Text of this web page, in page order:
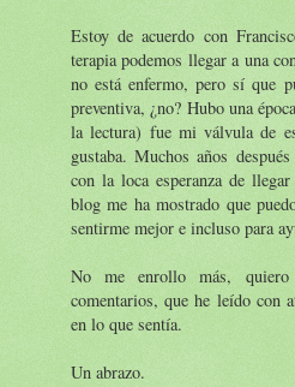
Estoy de acuerdo con
terapia podemos llegar a una
no está enfermo, pero sí que
preventiva, ¿no? Hubo una
la lectura) fue mi válvula de
gustaba. Muchos años
con la loca esperanza de
blog me ha mostrado que
sentirme mejor e incluso para
No me enrollo más, quiero
comentarios, que he leído con
en lo que sentía.
Un abrazo.